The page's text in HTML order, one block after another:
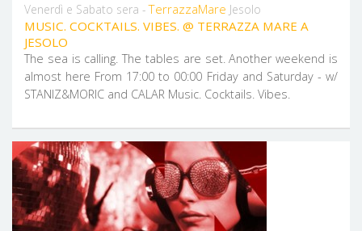
Venerdì e Sabato sera -TerrazzaMare Jesolo
MUSIC. COCKTAILS. VIBES. @ TERRAZZA MARE A
JESOLO
The sea is calling. The tables are set. Another weekend is
almost here From 17:00 to 00:00 Friday and Saturday - w/
STANIZ&MORIC and CALAR Music. Cocktails. Vibes.